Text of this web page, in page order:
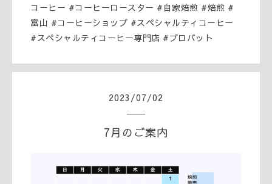
コーヒー #コーヒーロースター #自家焙煎 #焙煎 #
富山 #コーヒーショップ #スペシャルティコーヒー
#スペシャルティコーヒー専門店 #プロバット
2023 /07/02
7月のご案内